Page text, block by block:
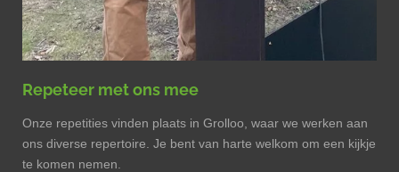
Repeteer met ons mee
Onze repetities vinden plaats in Grolloo, waar we werken aan
ons diverse repertoire. Je bent van harte welkom om een kijkje
te komen nemen.